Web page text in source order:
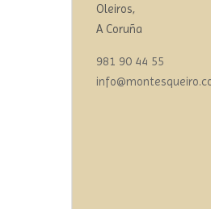
Oleiros,
A Coruña
981 90 44 55